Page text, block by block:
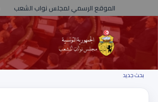
الموقع الرسمي لمجلس نواب الشعب
بحث جديد